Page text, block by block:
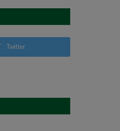
Twitter